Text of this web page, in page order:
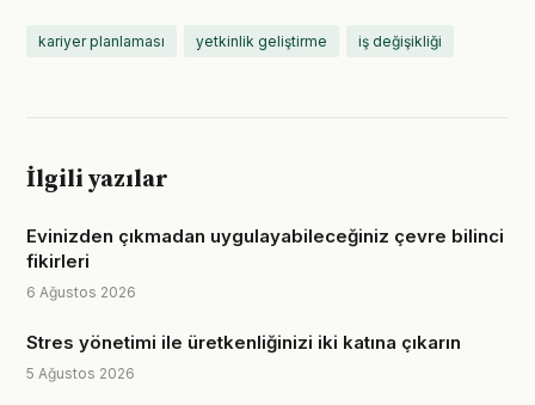
kariyer planlaması yetkinlik geliştirme iş değişikliği
İlgili yazılar
Evinizden çıkmadan uygulayabileceğiniz çevre bilinci
fikirleri
6 Ağustos 2026
Stres yönetimi ile üretkenliğinizi iki katına çıkarın
5 Ağustos 2026